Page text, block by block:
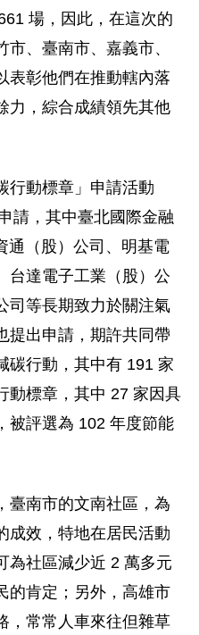
場，因此，在這次的
、臺南市、嘉義市、
表彰他們在推動轄內落
力，綜合成績領先其他
行動標章」申請活動
請，其中臺北國際金融
通（股）公司、明基電
台達電子工業（股）公
司等長期致力於關注氣
提出申請，期許共同帶
碳行動，其中有 191 家
動標章，其中 27 家因具
被評選為 102 年度節能
臺南市的文南社區，為
成效，特地在居民活動
為社區減少近 2 萬多元
的肯定；另外，高雄市
，常常人車來往但雜草